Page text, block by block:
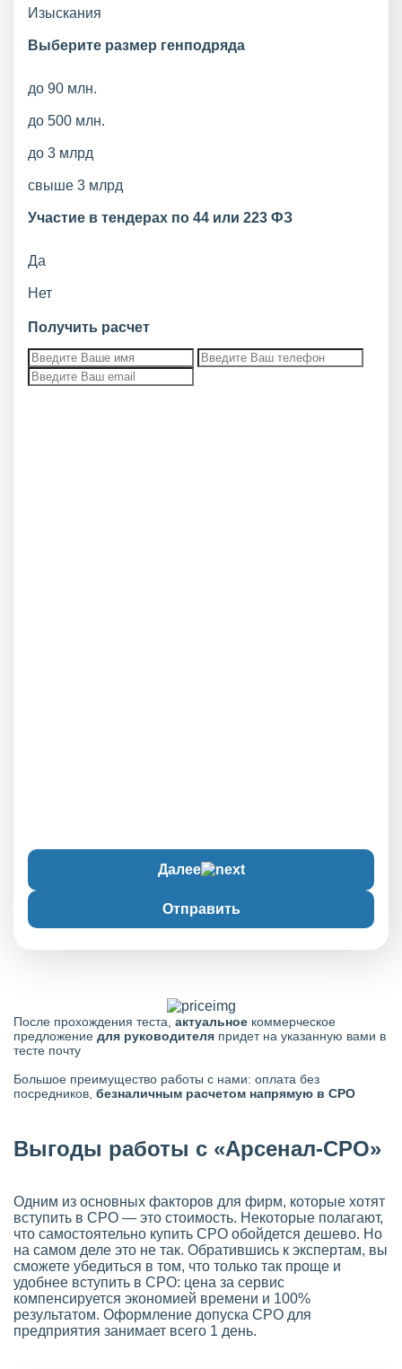
Изыскания
Выберите размер генподряда
до 90 млн.
до 500 млн.
до 3 млрд
свыше 3 млрд
Участие в тендерах по 44 или 223 ФЗ
Да
Нет
Получить расчет
Далее
Отправить
После прохождения теста, актуальное коммерческое
предложение для руководителя придет на указанную вами в
тесте почту
Большое преимущество работы с нами: оплата без
посредников, безналичным расчетом напрямую в СРО
Выгоды работы с «Арсенал-СРО»
Одним из основных факторов для фирм, которые хотят
вступить в СРО — это стоимость. Некоторые полагают,
что самостоятельно купить СРО обойдется дешево. Но
на самом деле это не так. Обратившись к экспертам, вы
сможете убедиться в том, что только так проще и
удобнее вступить в СРО: цена за сервис
компенсируется экономией времени и 100%
результатом. Оформление допуска СРО для
предприятия занимает всего 1 день.